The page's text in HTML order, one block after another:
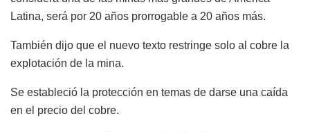
Latina, será por 20 años prorrogable a 20 años más.
También dijo que el nuevo texto restringe solo al cobre la
explotación de la mina.
Se estableció la protección en temas de darse una caída
en el precio del cobre.